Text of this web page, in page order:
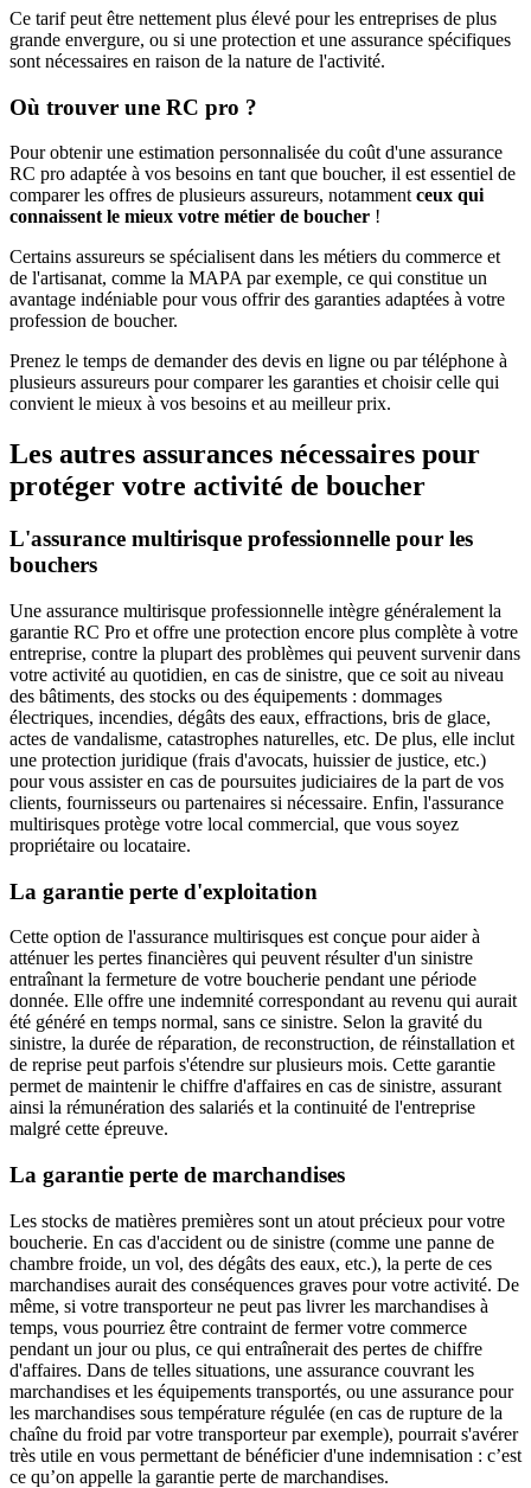
Ce tarif peut être nettement plus élevé pour les entreprises de plus
grande envergure, ou si une protection et une assurance spécifiques
sont nécessaires en raison de la nature de l'activité.
Où trouver une RC pro ?
Pour obtenir une estimation personnalisée du coût d'une assurance
RC pro adaptée à vos besoins en tant que boucher, il est essentiel de
comparer les offres de plusieurs assureurs, notammentceux qui
connaissent le mieux votre métier de boucher !
Certains assureurs se spécialisent dans les métiers du commerce et
de l'artisanat, comme la MAPA par exemple, ce qui constitue un
avantage indéniable pour vous offrir des garanties adaptées à votre
profession de boucher.
Prenez le temps de demander des devis en ligne ou par téléphone à
plusieurs assureurs pour comparer les garanties et choisir celle qui
convient le mieux à vos besoins et au meilleur prix.
Les autres assurances nécessaires pour
protéger votre activité de boucher
L'assurance multirisque professionnelle pour les
bouchers
Une assurance multirisque professionnelle intègre généralement la
garantie RC Pro et offre une protection encore plus complète à votre
entreprise, contre la plupart des problèmes qui peuvent survenir dans
votre activité au quotidien, en cas de sinistre, que ce soit au niveau
des bâtiments, des stocks ou des équipements : dommages
électriques, incendies, dégâts des eaux, effractions, bris de glace,
actes de vandalisme, catastrophes naturelles, etc. De plus, elle inclut
une protection juridique (frais d'avocats, huissier de justice, etc.)
pour vous assister en cas de poursuites judiciaires de la part de vos
clients, fournisseurs ou partenaires si nécessaire. Enfin, l'assurance
multirisques protège votre local commercial, que vous soyez
propriétaire ou locataire.
La garantie perte d'exploitation
Cette option de l'assurance multirisques est conçue pour aider à
atténuer les pertes financières qui peuvent résulter d'un sinistre
entraînant la fermeture de votre boucherie pendant une période
donnée. Elle offre une indemnité correspondant au revenu qui aurait
été généré en temps normal, sans ce sinistre. Selon la gravité du
sinistre, la durée de réparation, de reconstruction, de réinstallation et
de reprise peut parfois s'étendre sur plusieurs mois. Cette garantie
permet de maintenir le chiffre d'affaires en cas de sinistre, assurant
ainsi la rémunération des salariés et la continuité de l'entreprise
malgré cette épreuve.
La garantie perte de marchandises
Les stocks de matières premières sont un atout précieux pour votre
boucherie. En cas d'accident ou de sinistre (comme une panne de
chambre froide, un vol, des dégâts des eaux, etc.), la perte de ces
marchandises aurait des conséquences graves pour votre activité. De
même, si votre transporteur ne peut pas livrer les marchandises à
temps, vous pourriez être contraint de fermer votre commerce
pendant un jour ou plus, ce qui entraînerait des pertes de chiffre
d'affaires. Dans de telles situations, une assurance couvrant les
marchandises et les équipements transportés, ou une assurance pour
les marchandises sous température régulée (en cas de rupture de la
chaîne du froid par votre transporteur par exemple), pourrait s'avérer
très utile en vous permettant de bénéficier d'une indemnisation : c’est
ce qu’on appelle la garantie perte de marchandises.